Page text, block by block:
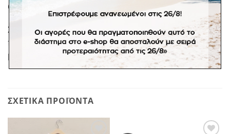
ώχρα, μέντα.
Σε προπαραγγελία 20 εργάσιμων ημερών. *Σε
προϊόντα κατόπιν παραγγελίας δεν ισχύει η πληρωμή
με αντικαταβολή. Αποστολή με ογκοχρέωση.
ΣΧΕΤΙΚΆ ΠΡΟΪΌΝΤΑ